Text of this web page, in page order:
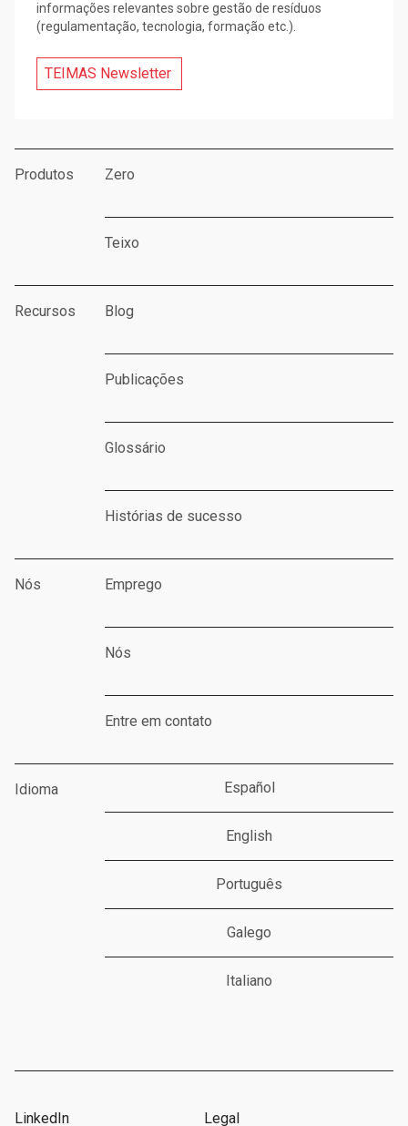
informações relevantes sobre gestão de resíduos
(regulamentação, tecnologia, formação etc.).
TEIMAS Newsletter
Produtos Zero
Teixo
Recursos Blog
Publicações
Glossário
Histórias de sucesso
Nós Emprego
Nós
Entre em contato
Idioma Español
English
Português
Galego
Italiano
LinkedIn Legal